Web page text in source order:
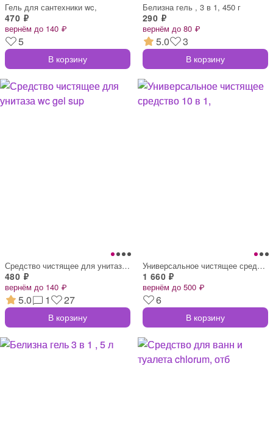
Гель для сантехники wc,
470 ₽
вернём до 140 ₽
5
В корзину
Белизна гель , 3 в 1, 450 г
290 ₽
вернём до 80 ₽
5.0 3
В корзину
Средство чистящее для унитаза wc gel sup
480 ₽
вернём до 140 ₽
5.0 1 27
В корзину
Универсальное чистящее средство 10 в 1,
1 660 ₽
вернём до 500 ₽
6
В корзину